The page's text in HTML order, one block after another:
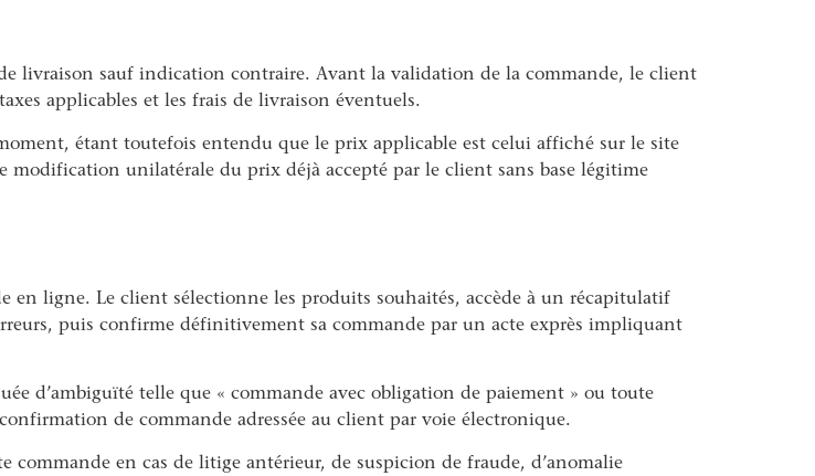
livraison sauf indication contraire. Avant la validation de la commande, le client
applicables et les frais de livraison éventuels.
étant toutefois entendu que le prix applicable est celui affiché sur le site
unilatérale du prix déjà accepté par le client sans base légitime
en ligne. Le client sélectionne les produits souhaités, accède à un récapitulatif
puis confirme définitivement sa commande par un acte exprès impliquant
d’ambiguïté telle que « commande avec obligation de paiement » ou toute
de commande adressée au client par voie électronique.
commande en cas de litige antérieur, de suspicion de fraude, d’anomalie